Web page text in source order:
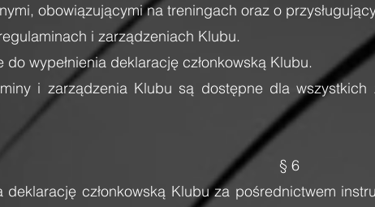
obowiązującymi na treningach oraz o
i zarządzeniach Klubu.
do wypełnienia deklarację członkowską Klubu.
i zarządzenia Klubu są dostępne dla
§ 6
deklarację członkowską Klubu za pośrednictwem